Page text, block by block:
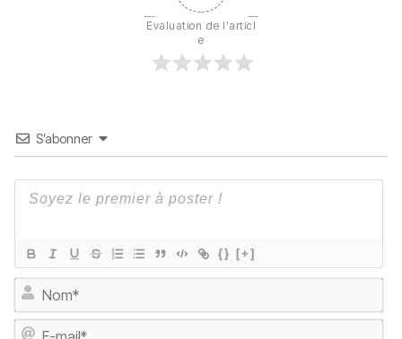
Evaluation de l'articl
e
S’abonner
{} [+]
E-